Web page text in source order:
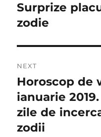
articole
post:
Surprize
zodie
NEXT
Next
post:
Horoscop de
ianuarie
zile de
zodii